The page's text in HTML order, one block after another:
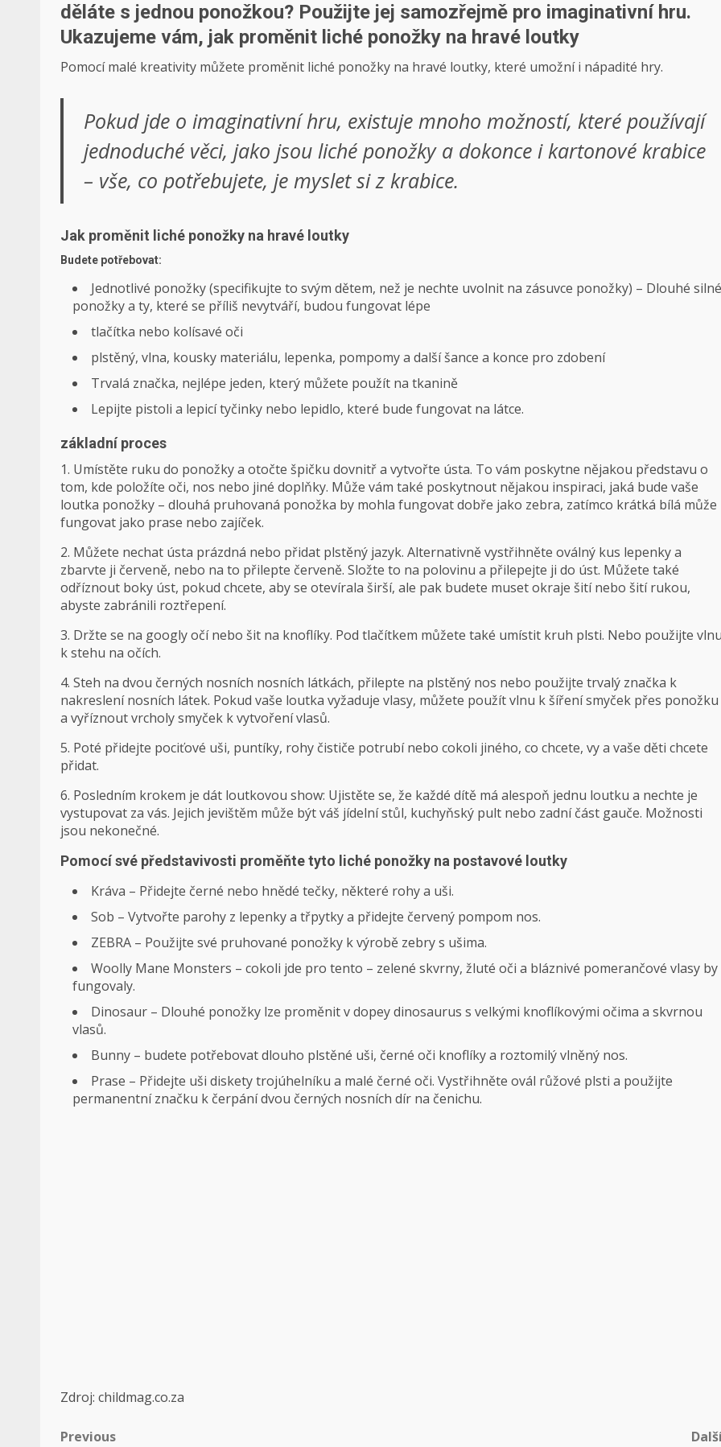
děláte s jednou ponožkou? Použijte jej samozřejmě pro imaginativní hru.
Ukazujeme vám, jak proměnit liché ponožky na hravé loutky
Pomocí malé kreativity můžete proměnit liché ponožky na hravé loutky, které umožní i nápadité hry.
Pokud jde o imaginativní hru, existuje mnoho možností, které používají
jednoduché věci, jako jsou liché ponožky a dokonce i kartonové krabice
– vše, co potřebujete, je myslet si z krabice.
Jak proměnit liché ponožky na hravé loutky
Budete potřebovat:
Jednotlivé ponožky (specifikujte to svým dětem, než je nechte uvolnit na zásuvce ponožky) – Dlouhé silné
ponožky a ty, které se příliš nevytváří, budou fungovat lépe
tlačítka nebo kolísavé oči
plstěný, vlna, kousky materiálu, lepenka, pompomy a další šance a konce pro zdobení
Trvalá značka, nejlépe jeden, který můžete použít na tkanině
Lepijte pistoli a lepicí tyčinky nebo lepidlo, které bude fungovat na látce.
základní proces
1. Umístěte ruku do ponožky a otočte špičku dovnitř a vytvořte ústa. To vám poskytne nějakou představu o
tom, kde položíte oči, nos nebo jiné doplňky. Může vám také poskytnout nějakou inspiraci, jaká bude vaše
loutka ponožky – dlouhá pruhovaná ponožka by mohla fungovat dobře jako zebra, zatímco krátká bílá může
fungovat jako prase nebo zajíček.
2. Můžete nechat ústa prázdná nebo přidat plstěný jazyk. Alternativně vystřihněte oválný kus lepenky a
zbarvte ji červeně, nebo na to přilepte červeně. Složte to na polovinu a přilepejte ji do úst. Můžete také
odříznout boky úst, pokud chcete, aby se otevírala širší, ale pak budete muset okraje šití nebo šití rukou,
abyste zabránili roztřepení.
3. Držte se na googly očí nebo šit na knoflíky. Pod tlačítkem můžete také umístit kruh plsti. Nebo použijte
k stehu na očích.
4. Steh na dvou černých nosních nosních látkách, přilepte na plstěný nos nebo použijte trvalý značka k
nakreslení nosních látek. Pokud vaše loutka vyžaduje vlasy, můžete použít vlnu k šíření smyček přes ponožku
a vyříznout vrcholy smyček k vytvoření vlasů.
5. Poté přidejte pociťové uši, puntíky, rohy čističe potrubí nebo cokoli jiného, ​​co chcete, vy a vaše děti chcete
přidat.
6. Posledním krokem je dát loutkovou show: Ujistěte se, že každé dítě má alespoň jednu loutku a nechte je
vystupovat za vás. Jejich jevištěm může být váš jídelní stůl, kuchyňský pult nebo zadní část gauče. Možnosti
jsou nekonečné.
Pomocí své představivosti proměňte tyto liché ponožky na postavové loutky
Kráva – Přidejte černé nebo hnědé tečky, některé rohy a uši.
Sob – Vytvořte parohy z lepenky a třpytky a přidejte červený pompom nos.
ZEBRA – Použijte své pruhované ponožky k výrobě zebry s ušima.
Woolly Mane Monsters – cokoli jde pro tento – zelené skvrny, žluté oči a bláznivé pomerančové vlasy by
fungovaly.
Dinosaur – Dlouhé ponožky lze proměnit v dopey dinosaurus s velkými knoflíkovými očima a skvrnou
vlasů.
Bunny – budete potřebovat dlouho plstěné uši, černé oči knoflíky a roztomilý vlněný nos.
Prase – Přidejte uši diskety trojúhelníku a malé černé oči. Vystřihněte ovál růžové plsti a použijte
permanentní značku k čerpání dvou černých nosních dír na čenichu.
Zdroj: childmag.co.za
Previous